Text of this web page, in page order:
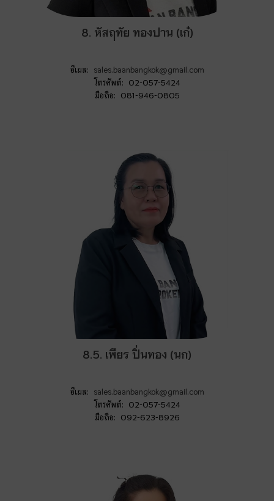
8. หัสฤทัย ทองปาน (เก๋)
อีเมล: sales.baanbangkok@gmail.com
โทรศัพท์: 02-057-5424
มือถือ: 081-946-0805
8.5. เพียร ปิ่นทอง (นก)
อีเมล: sales.baanbangkok@gmail.com
โทรศัพท์: 02-057-5424
มือถือ: 092-623-8926